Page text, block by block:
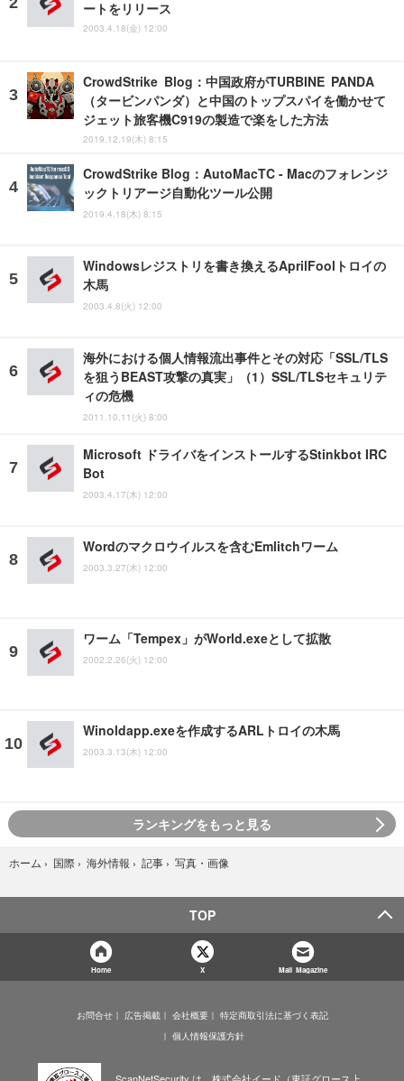
ートをリリース
2003.4.18(金) 12:00
CrowdStrike Blog：中国政府がTURBINE PANDA
（タービンパンダ）と中国のトップスパイを働かせて
ジェット旅客機C919の製造で楽をした方法
2019.12.19(木) 8:15
CrowdStrike Blog：AutoMacTC - Macのフォレンジ
ックトリアージ自動化ツール公開
2019.4.18(木) 8:15
Windowsレジストリを書き換えるAprilFoolトロイの
木馬
2003.4.8(火) 12:00
海外における個人情報流出事件とその対応「SSL/TLS
を狙うBEAST攻撃の真実」（1）SSL/TLSセキュリテ
ィの危機
2011.10.11(火) 8:00
Microsoft ドライバをインストールするStinkbot IRC
Bot
2003.4.17(木) 12:00
Wordのマクロウイルスを含むEmlitchワーム
2003.3.27(木) 12:00
ワーム「Tempex」がWorld.exeとして拡散
2002.2.26(火) 12:00
Winoldapp.exeを作成するARLトロイの木馬
2003.3.13(木) 12:00
ランキングをもっと見る
ホーム › 国際 › 海外情報 › 記事 › 写真・画像
TOP
Home X Mail Magazine
お問合せ 広告掲載 会社概要
特定商取引法に基づく表記
個人情報保護方針